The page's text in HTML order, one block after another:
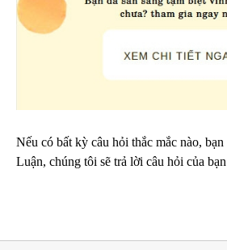
Nếu có bất kỳ câu hỏi thắc mắc nào,
Luận, chúng tôi sẽ trả lời câu hỏi của